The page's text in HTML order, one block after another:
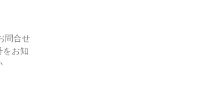
問合せ
お知